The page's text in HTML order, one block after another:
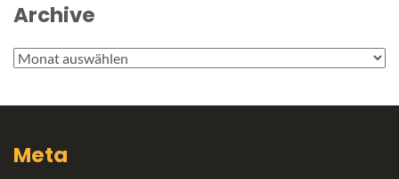
Archive
Archive
Meta